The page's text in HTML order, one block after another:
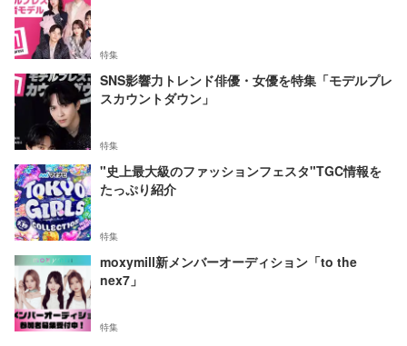
特集
SNS影響力トレンド俳優・女優を特集「モデルプレ
スカウントダウン」
特集
"史上最大級のファッションフェスタ"TGC情報を
たっぷり紹介
特集
moxymill新メンバーオーディション「to the
nex7」
特集